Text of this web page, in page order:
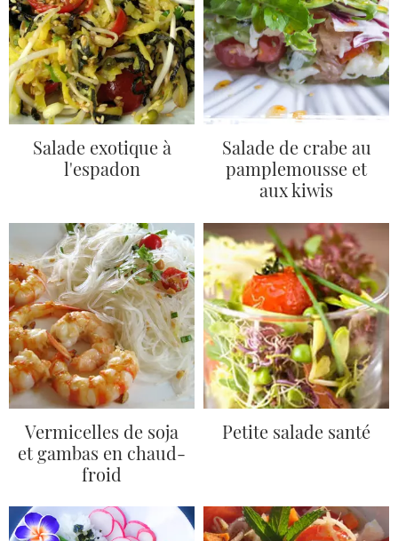
Salade exotique à
l'espadon
Salade de crabe au
pamplemousse et
aux kiwis
Vermicelles de soja
et gambas en chaud-
froid
Petite salade santé